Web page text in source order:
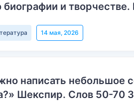
и
14 мая, 2026
написать небольшое
Шекспир. Слов 50-70